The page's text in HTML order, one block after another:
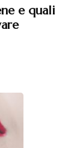
e quali